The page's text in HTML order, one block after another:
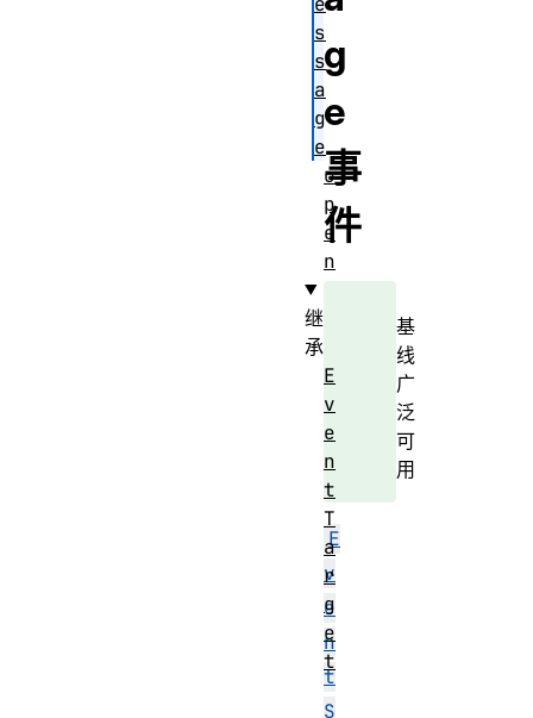
g
e
事
件
基
线
广
泛
可
用
E
v
e
n
t
S
s
s
a
g
e
o
p
e
n
继
承
E
v
e
n
t
T
a
r
g
e
t